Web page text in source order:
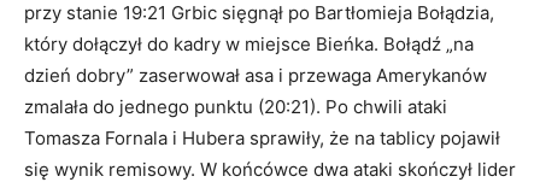
przy stanie 19:21 Grbic sięgnął po Bartłomieja Bołądzia,
który dołączył do kadry w miejsce Bieńka. Bołądź „na
dzień dobry” zaserwował asa i przewaga Amerykanów
zmalała do jednego punktu (20:21). Po chwili ataki
Tomasza Fornala i Hubera sprawiły, że na tablicy pojawił
się wynik remisowy. W końcówce dwa ataki skończył lider